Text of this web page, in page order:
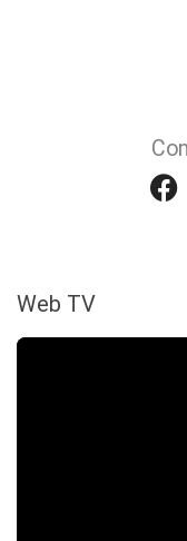
Web TV